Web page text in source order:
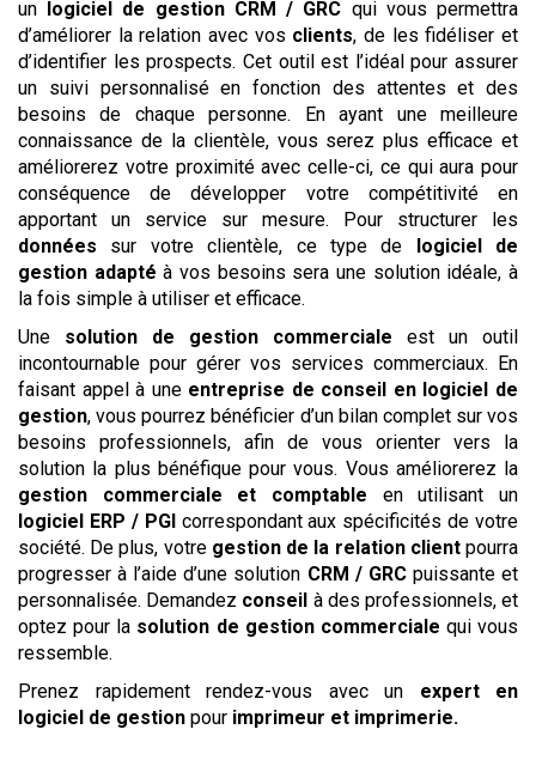
un logiciel de gestion CRM / GRC qui vous permettra
d’améliorer la relation avec vos clients, de les fidéliser et
d’identifier les prospects. Cet outil est l’idéal pour assurer
un suivi personnalisé en fonction des attentes et des
besoins de chaque personne. En ayant une meilleure
connaissance de la clientèle, vous serez plus efficace et
améliorerez votre proximité avec celle-ci, ce qui aura pour
conséquence de développer votre compétitivité en
apportant un service sur mesure. Pour structurer les
données sur votre clientèle, ce type de logiciel de
gestion adapté à vos besoins sera une solution idéale, à
la fois simple à utiliser et efficace.
Une solution de gestion commerciale est un outil
incontournable pour gérer vos services commerciaux. En
faisant appel à une entreprise de conseil en logiciel de
gestion, vous pourrez bénéficier d’un bilan complet sur vos
besoins professionnels, afin de vous orienter vers la
solution la plus bénéfique pour vous. Vous améliorerez la
gestion commerciale et comptable en utilisant un
logiciel ERP / PGIcorrespondant aux spécificités de votre
société. De plus, votre gestion de la relation clientpourra
progresser à l’aide d’une solution CRM / GRCpuissante et
personnalisée. Demandez conseil à des professionnels, et
optez pour la solution de gestion commerciale qui vous
ressemble.
Prenez rapidement rendez-vous avec un expert en
logiciel de gestion pour imprimeur et imprimerie.